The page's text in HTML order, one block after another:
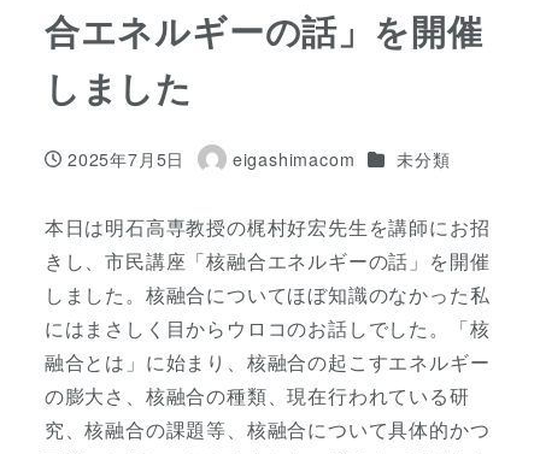
合エネルギーの話」を開催
しました
投稿日
2025年7月5日
著
eigashimacom カテゴリー
未分類
本日は明石高専教授の梶村好宏先生を講師にお招
きし、市民講座「核融合エネルギーの話」を開催
しました。核融合についてほぼ知識のなかった私
にはまさしく目からウロコのお話しでした。「核
融合とは」に始まり、核融合の起こすエネルギー
の膨大さ、核融合の種類、現在行われている研
究、核融合の課題等、核融合について具体的かつ